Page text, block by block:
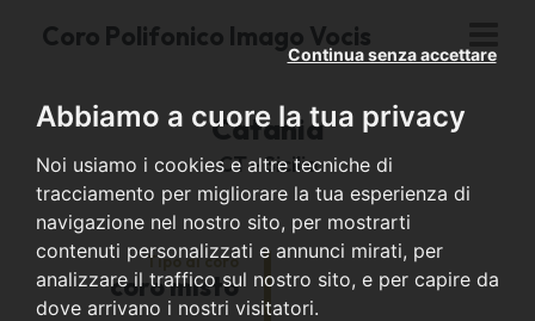
Abbiamo a cuore la tua privacy
Noi usiamo i cookies e altre tecniche di
tracciamento per migliorare la tua esperienza di
navigazione nel nostro sito, per mostrarti
contenuti personalizzati e annunci mirati, per
analizzare il traffico sul nostro sito, e per capire da
dove arrivano i nostri visitatori.
Continua senza accettare
Coro Polifonico Imago Vocis
Catania
CT - Sicilia
Tipo di coro
coro misto